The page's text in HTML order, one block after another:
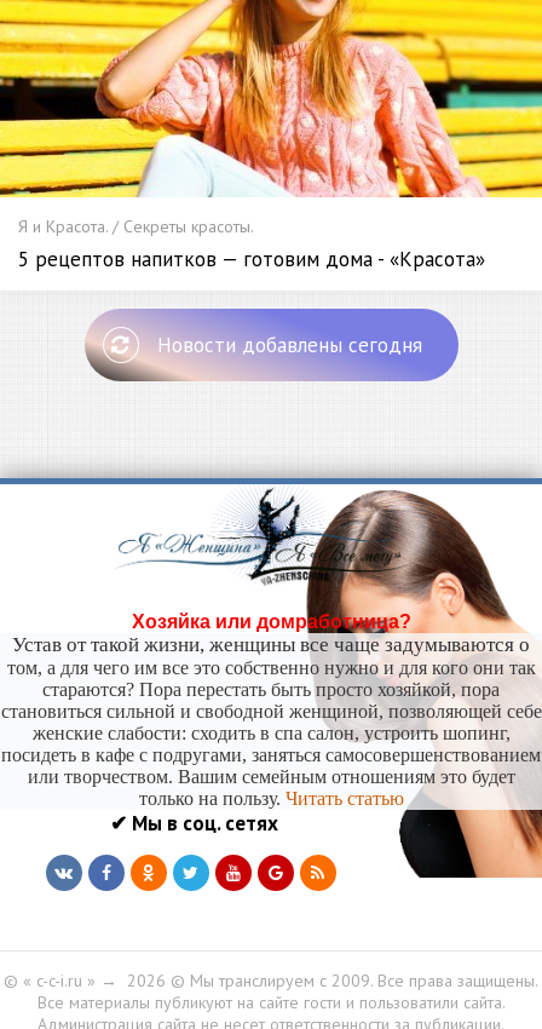
Я и Красота. / Секреты красоты.
5 рецептов напитков — готовим дома - «Красота»
Новости добавлены сегодня
Хозяйка или домработница?
Устав от такой жизни, женщины все чаще задумываются о
том, а для чего им все это собственно нужно и для кого они так
стараются? Пора перестать быть просто хозяйкой, пора
становиться сильной и свободной женщиной, позволяющей себе
женские слабости: сходить в спа салон, устроить шопинг,
посидеть в кафе с подругами, заняться самосовершенствованием
или творчеством. Вашим семейным отношениям это будет
только на пользу. Читать статью
✔ Мы в соц. сетях
© « c-c-i.ru » → 2026 © Мы транслируем с 2009. Все права защищены.
Все материалы публикуют на сайте гости и пользоватили сайта.
Администрация сайта не несет ответственности за публикации.